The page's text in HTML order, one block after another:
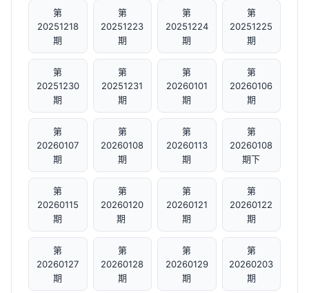
第
20251218
期
第
20251223
期
第
20251224
期
第
20251225
期
第
20251230
期
第
20251231
期
第
20260101
期
第
20260106
期
第
20260107
期
第
20260108
期
第
20260113
期
第
20260108
期下
第
20260115
期
第
20260120
期 ​
第
20260121
期
第
20260122
期
第
20260127
期
第
20260128
期
第
20260129
期
第
20260203
期